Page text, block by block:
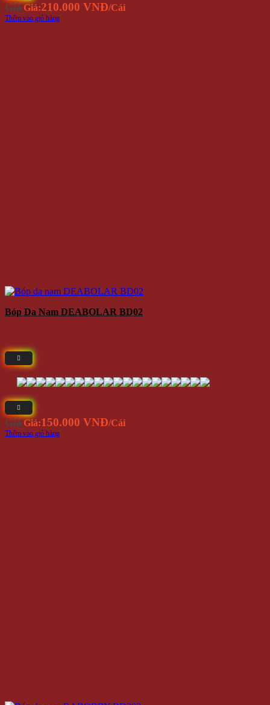
Giá Giá:210.000 VNĐ/Cái
Thêm vào giỏ hàng
Bóp Da Nam DEABOLAR BD02
Giá Giá:150.000 VNĐ/Cái
Thêm vào giỏ hàng